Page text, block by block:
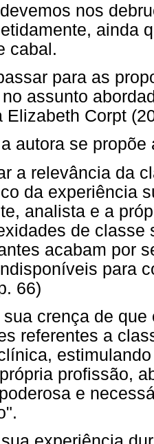
nos
ainda
cabal.
para as
assunto
Elizabeth Corpt
autora se propõe
a relevância da
da experiência
analista e a
de classe
acabam por
para
66)
crença de
referentes a
profissão,
e